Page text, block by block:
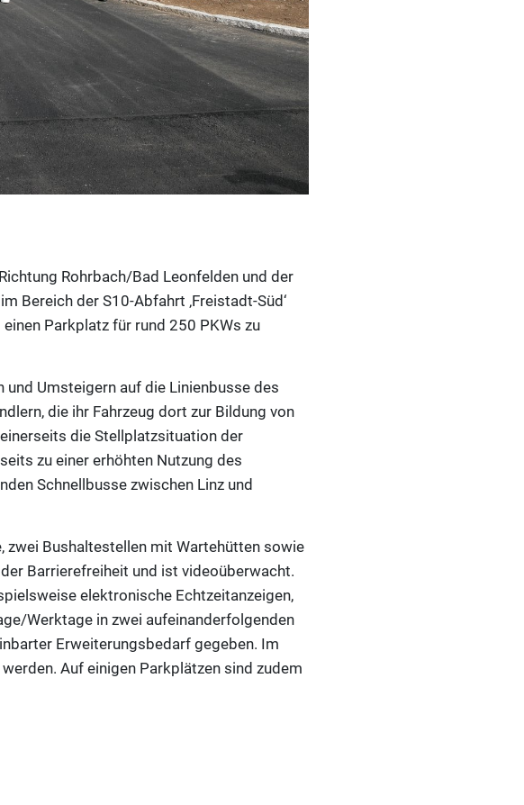
Rohrbach/Bad Leonfelden und der
Bereich der S10-Abfahrt ‚Freistadt-Süd‘
Parkplatz für rund 250 PKWs zu
Umsteigern auf die Linienbusse des
die ihr Fahrzeug dort zur Bildung von
die Stellplatzsituation der
zu einer erhöhten Nutzung des
Schnellbusse zwischen Linz und
zwei Bushaltestellen mit Wartehütten sowie
Barrierefreiheit und ist videoüberwacht.
elektronische Echtzeitanzeigen,
Werktage in zwei aufeinanderfolgenden
Erweiterungsbedarf gegeben. Im
Auf einigen Parkplätzen sind zudem